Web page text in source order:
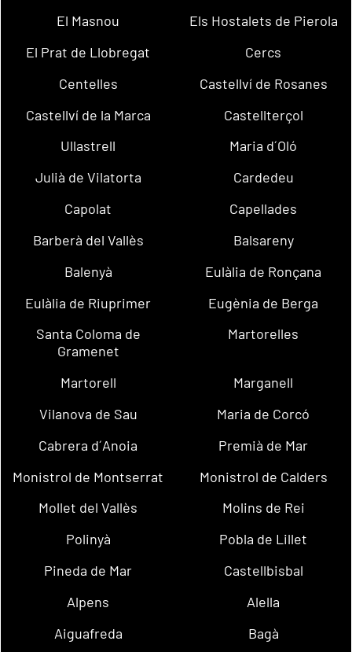
El Masnou
Els Hostalets de Pierola
El Prat de Llobregat
Cercs
Centelles
Castellví de Rosanes
Castellví de la Marca
Castellterçol
Ullastrell
Maria d´Oló
Julià de Vilatorta
Cardedeu
Capolat
Capellades
Barberà del Vallès
Balsareny
Balenyà
Eulàlia de Ronçana
Eulàlia de Riuprimer
Eugènia de Berga
Santa Coloma de
Gramenet
Martorelles
Martorell
Marganell
Vilanova de Sau
Maria de Corcó
Cabrera d´Anoia
Premià de Mar
Monistrol de Montserrat
Monistrol de Calders
Mollet del Vallès
Molins de Rei
Polinyà
Pobla de Lillet
Pineda de Mar
Castellbisbal
Alpens
Alella
Aiguafreda
Bagà